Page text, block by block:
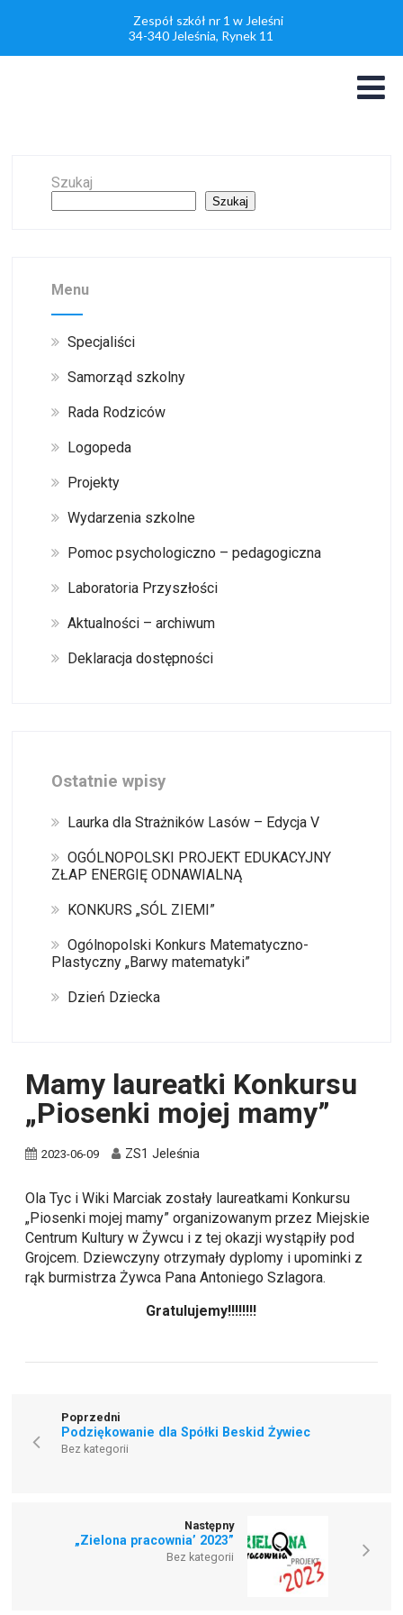
Zespół szkół nr 1 w Jeleśni
34-340 Jeleśnia, Rynek 11
Szukaj
Szukaj
Menu
Specjaliści
Samorząd szkolny
Rada Rodziców
Logopeda
Projekty
Wydarzenia szkolne
Pomoc psychologiczno – pedagogiczna
Laboratoria Przyszłości
Aktualności – archiwum
Deklaracja dostępności
Ostatnie wpisy
Laurka dla Strażników Lasów – Edycja V
OGÓLNOPOLSKI PROJEKT EDUKACYJNY
ZŁAP ENERGIĘ ODNAWIALNĄ
KONKURS „SÓL ZIEMI”
Ogólnopolski Konkurs Matematyczno-
Plastyczny „Barwy matematyki”
Dzień Dziecka
Mamy laureatki Konkursu
„Piosenki mojej mamy”
2023-06-09 ZS1 Jeleśnia
Ola Tyc i Wiki Marciak zostały laureatkami Konkursu
„Piosenki mojej mamy” organizowanym przez Miejskie
Centrum Kultury w Żywcu i z tej okazji wystąpiły pod
Grojcem. Dziewczyny otrzymały dyplomy i upominki z
rąk burmistrza Żywca Pana Antoniego Szlagora.
Gratulujemy!!!!!!!!
Poprzedni
Podziękowanie dla Spółki Beskid Żywiec
Bez kategorii
Następny
„Zielona pracownia’ 2023”
Bez kategorii